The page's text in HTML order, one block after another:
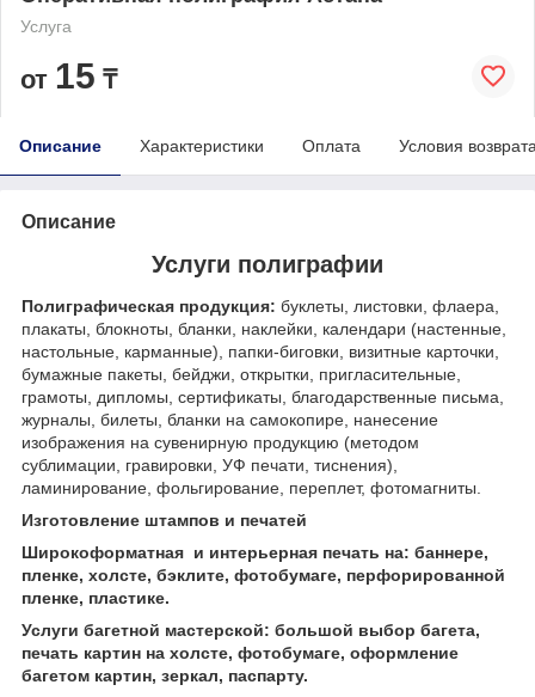
Услуга
от 15 ₸
Описание Характеристики Оплата Условия
Описание
Услуги полиграфии
Полиграфическая продукция: буклеты, листовки, флаера,
плакаты, блокноты, бланки, наклейки, календари (настенные,
настольные, карманные), папки-биговки, визитные карточки,
бумажные пакеты, бейджи, открытки, пригласительные,
грамоты, дипломы, сертификаты, благодарственные письма,
журналы, билеты, бланки на самокопире, нанесение
изображения на сувенирную продукцию (методом
сублимации, гравировки, УФ печати, тиснения),
ламинирование, фольгирование, переплет, фотомагниты.
Изготовление штампов и печатей
Широкоформатная и интерьерная печать на: баннере,
пленке, холсте, бэклите, фотобумаге, перфорированной
пленке, пластике.
Услуги багетной мастерской: большой выбор багета,
печать картин на холсте, фотобумаге, оформление
багетом картин, зеркал, паспарту.